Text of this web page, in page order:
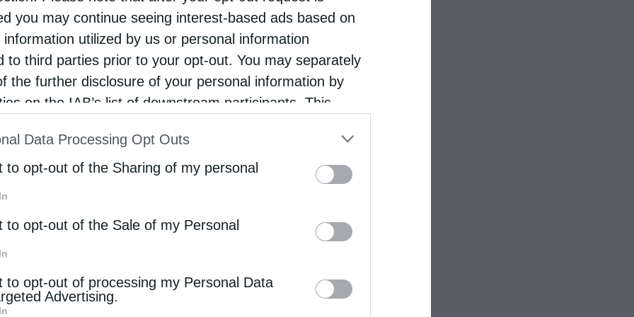
you may continue seeing interest-based ads based on
information utilized by us or personal information
to third parties prior to your opt-out. You may separately
the further disclosure of your personal information by
on the IAB’s list of downstream participants. This
of Downstream Participantsthat may further disclose it to
parties.
Data Processing Opt Outs
to opt-out of the Sharing of my personal
to opt-out of the Sale of my Personal
to opt-out of processing my Personal Data
Advertising.
ότι δεν μπορεί παρά να εκτελεί εντολές
των ρωσικών αρχών: όχι μόνο των
γεγονός ότι ο Μητροπολίτης Αλέξανδρος
Ομοσπονδίας;
ότι ο Μητροπολίτης Βενιαμίν (Τούπεκο)
ότι ο Μητροπολίτης Ονούφριος
Ομοσπονδίας (ως διαδόχου της ΕΣΣΔ);
αλλάζεις τον όρκο όταν μετακινείσαι από τη